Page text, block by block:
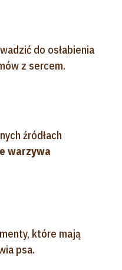
do osłabienia
z sercem.
źródłach
warzywa
które mają
psa.